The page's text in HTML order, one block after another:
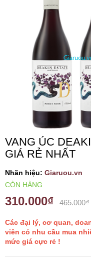
VANG TÂY BAN NHA
RƯỢU VANG MỸ
RƯỢU VANG NGỌT
RƯỢU VANG BỊCH
RƯỢU SỮA
RƯỢU
RƯỢU WHISKY
VANG ÚC
GIÁ RẺ NHẤT
Nhãn hiệu: Giaruou.vn
CÒN HÀNG
310.000₫ 465.000₫
Các đại lý, cơ quan,
viên có nhu cầu mua
mức giá cực rẻ !